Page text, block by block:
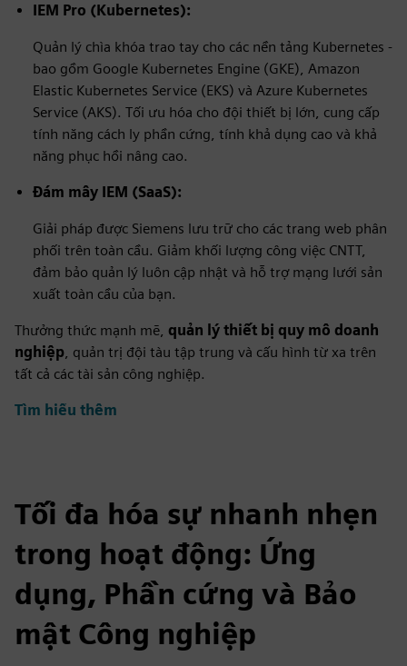
IEM Pro (Kubernetes):
Quản lý chìa khóa trao tay cho các nền tảng Kubernetes -
bao gồm Google Kubernetes Engine (GKE), Amazon
Elastic Kubernetes Service (EKS) và Azure Kubernetes
Service (AKS). Tối ưu hóa cho đội thiết bị lớn, cung cấp
tính năng cách ly phần cứng, tính khả dụng cao và khả
năng phục hồi nâng cao.
Đám mây IEM (SaaS):
Giải pháp được Siemens lưu trữ cho các trang web phân
phối trên toàn cầu. Giảm khối lượng công việc CNTT,
đảm bảo quản lý luôn cập nhật và hỗ trợ mạng lưới sản
xuất toàn cầu của bạn.
Thưởng thức mạnh mẽ, quản lý thiết bị quy mô doanh
nghiệp, quản trị đội tàu tập trung và cấu hình từ xa trên
tất cả các tài sản công nghiệp.
Tìm hiểu thêm
Tối đa hóa sự nhanh nhẹn
trong hoạt động: Ứng
dụng, Phần cứng và Bảo
mật Công nghiệp